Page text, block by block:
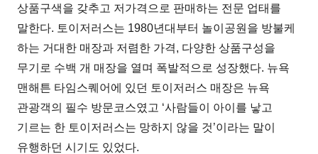
상품구색을 갖추고 저가격으로 판매하는 전문 업태를
말한다. 토이저러스는 1980년대부터 놀이공원을 방불케
하는 거대한 매장과 저렴한 가격, 다양한 상품구성을
무기로 수백 개 매장을 열며 폭발적으로 성장했다. 뉴욕
맨해튼 타임스퀘어에 있던 토이저러스 매장은 뉴욕
관광객의 필수 방문코스였고 ‘사람들이 아이를 낳고
기르는 한 토이저러스는 망하지 않을 것’이라는 말이
유행하던 시기도 있었다.